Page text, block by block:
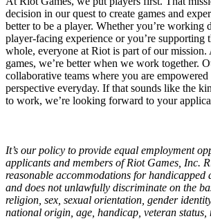
decision in our quest to create games and
better to be a player. Whether you’re working
player-facing experience or you’re supporting
whole, everyone at Riot is part of our
games, we’re better when we work together.
collaborative teams where you are
perspective everyday. If that sounds like the
to work, we’re looking forward to your
It’s our policy to provide equal employment
applicants and members of Riot Games, Inc.
reasonable accommodations for handicapped
and does not unlawfully discriminate on the
religion, sex, sexual orientation, gender
national origin, age, handicap, veteran status,